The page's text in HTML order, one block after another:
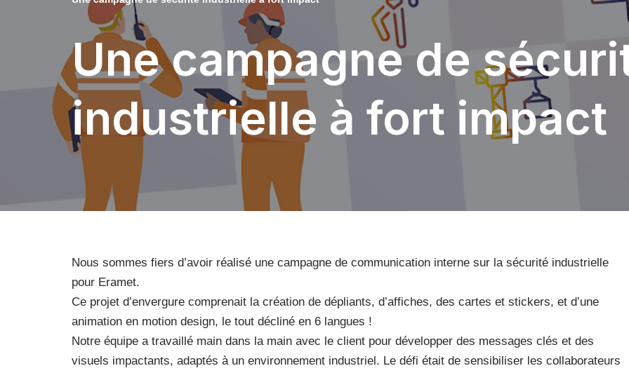
Une campagne de
industrielle à fort impact
Nous sommes fiers d’avoir réalisé une campagne de communication interne sur la sécurité industrielle
pour Eramet.
Ce projet d’envergure comprenait la création de dépliants, d’affiches, des cartes et stickers, et d’une
animation en motion design, le tout décliné en 6 langues !
Notre équipe a travaillé main dans la main avec le client pour développer des messages clés et des
visuels impactants, adaptés à un environnement industriel. Le défi était de sensibiliser les collaborateurs